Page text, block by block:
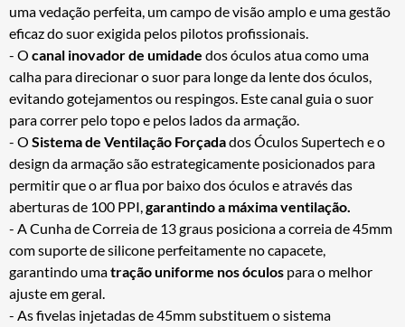
uma vedação perfeita, um campo de visão amplo e uma gestão
eficaz do suor exigida pelos pilotos profissionais.
- O canal inovador de umidade dos óculos atua como uma
calha para direcionar o suor para longe da lente dos óculos,
evitando gotejamentos ou respingos. Este canal guia o suor
para correr pelo topo e pelos lados da armação.
- O Sistema de Ventilação Forçadados Óculos Supertech e o
design da armação são estrategicamente posicionados para
permitir que o ar flua por baixo dos óculos e através das
aberturas de 100 PPI,garantindo a máxima ventilação.
- A Cunha de Correia de 13 graus posiciona a correia de 45mm
com suporte de silicone perfeitamente no capacete,
garantindo umatração uniforme nos óculos para o melhor
ajuste em geral.
- As fivelas injetadas de 45mm substituem o sistema